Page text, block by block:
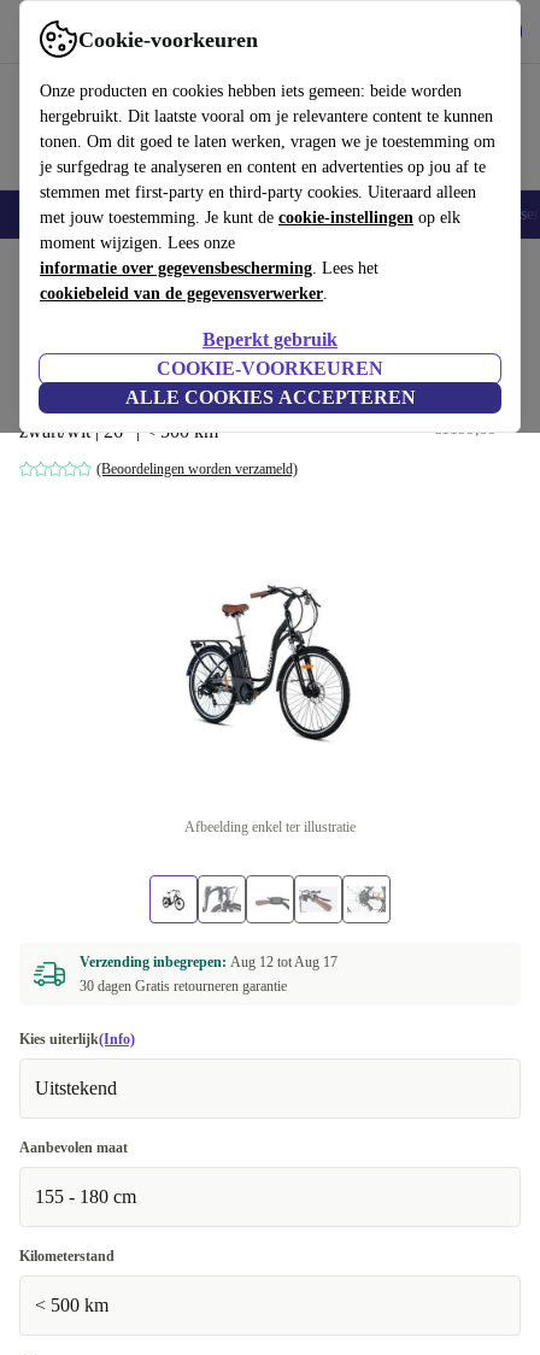
Cookie-voorkeuren
Onze producten en cookies hebben iets gemeen: beide worden
hergebruikt. Dit laatste vooral om je relevantere content te kunnen
tonen. Om dit goed te laten werken, vragen we je toestemming om
je surfgedrag te analyseren en content en advertenties op jou af te
stemmen met first-party en third-party cookies. Uiteraard alleen
met jouw toestemming. Je kunt de cookie-instellingen op elk
moment wijzigen. Lees onze
informatie over gegevensbescherming. Lees het
cookiebeleid van de gegevensverwerker.
Beperkt gebruik
COOKIE-VOORKEUREN
ALLE COOKIES ACCEPTEREN
Gebruik refurbed snel en eenvoudig
Elektronica Huishouden Keuken Sport E-Bikes Yoga
Home Sport Fietsen en (e)steps E-bikes
Moma Bikes Ebike 26.2 Hydr |
Lage instap
zwart/wit | 26" | < 500 km
(Beoordelingen worden verzameld)
,99
€1199,99
Afbeelding enkel ter illustratie
Verzending inbegrepen: Aug 12 totAug 17
30 dagen Gratis retourneren garantie
Kies uiterlijk(Info)
Uitstekend
Aanbevolen maat
155 - 180 cm
Kilometerstand
< 500 km